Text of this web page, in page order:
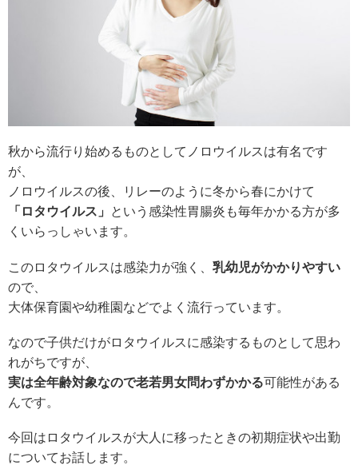
秋から流行り始めるものとしてノロウイルスは有名です
が、
ノロウイルスの後、リレーのように冬から春にかけて
「ロタウイルス」
という感染性胃腸炎も毎年かかる方が多
くいらっしゃいます。
このロタウイルスは感染力が強く、 乳幼児がかかりやすい
ので、
大体保育園や幼稚園などでよく流行っています。
なので子供だけがロタウイルスに感染するものとして思わ
れがちですが、
実は全年齢対象なので老若男女問わずかかる可能性がある
んです。
今回はロタウイルスが大人に移ったときの初期症状や出勤
についてお話します。